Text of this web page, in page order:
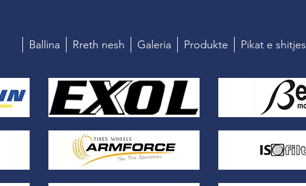
Ballina Rreth nesh Galeria Produkte Pikat e shitjes